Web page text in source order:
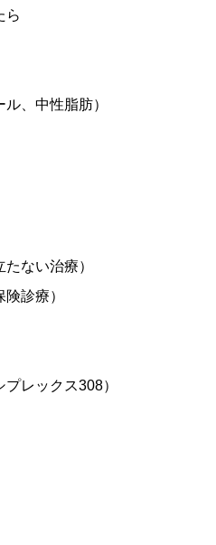
ら
、中性脂肪）
ない治療）
診療）
レックス308）